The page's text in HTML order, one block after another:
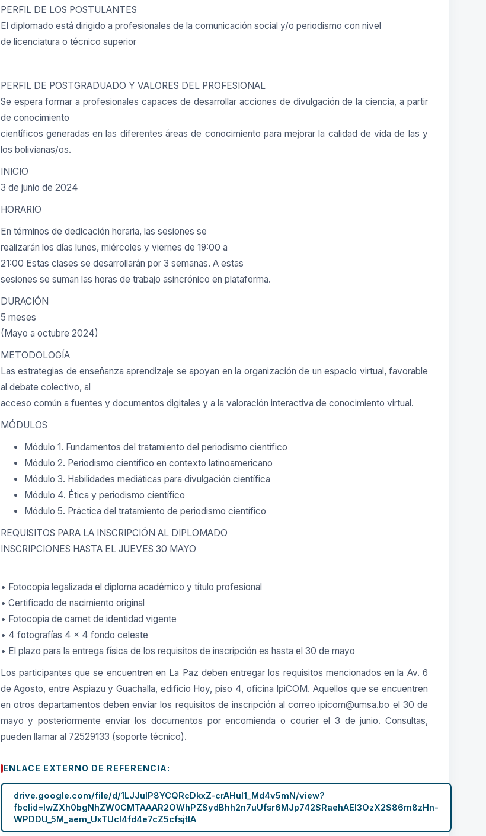
PERFIL DE LOS POSTULANTES
El diplomado está dirigido a profesionales de la comunicación social y/o periodismo con nivel
de licenciatura o técnico superior
PERFIL DE POSTGRADUADO Y VALORES DEL PROFESIONAL
Se espera formar a profesionales capaces de desarrollar acciones de divulgación de la ciencia, a partir
de conocimiento
científicos generadas en las diferentes áreas de conocimiento para mejorar la calidad de vida de las y
los bolivianas/os.
INICIO
3 de junio de 2024
HORARIO
En términos de dedicación horaria, las sesiones se
realizarán los días lunes, miércoles y viernes de 19:00 a
21:00 Estas clases se desarrollarán por 3 semanas. A estas
sesiones se suman las horas de trabajo asincrónico en plataforma.
DURACIÓN
5 meses
(Mayo a octubre 2024)
METODOLOGÍA
Las estrategias de enseñanza aprendizaje se apoyan en la organización de un espacio virtual, favorable
al debate colectivo, al
acceso común a fuentes y documentos digitales y a la valoración interactiva de conocimiento virtual.
MÓDULOS
Módulo 1. Fundamentos del tratamiento del periodismo científico
Módulo 2. Periodismo científico en contexto latinoamericano
Módulo 3. Habilidades mediáticas para divulgación científica
Módulo 4. Ética y periodismo científico
Módulo 5. Práctica del tratamiento de periodismo científico
REQUISITOS PARA LA INSCRIPCIÓN AL DIPLOMADO
INSCRIPCIONES HASTA EL JUEVES 30 MAYO
• Fotocopia legalizada el diploma académico y título profesional
• Certificado de nacimiento original
• Fotocopia de carnet de identidad vigente
• 4 fotografías 4 x 4 fondo celeste
• El plazo para la entrega física de los requisitos de inscripción es hasta el 30 de mayo
Los participantes que se encuentren en La Paz deben entregar los requisitos mencionados en la Av. 6
de Agosto, entre Aspiazu y Guachalla, edificio Hoy, piso 4, oficina IpiCOM. Aquellos que se encuentren
en otros departamentos deben enviar los requisitos de inscripción al correo ipicom@umsa.bo el 30 de
mayo y posteriormente enviar los documentos por encomienda o courier el 3 de junio. Consultas,
pueden llamar al 72529133 (soporte técnico).
ENLACE EXTERNO DE REFERENCIA:
drive.google.com/file/d/1LJJulP8YCQRcDkxZ-crAHuI1_Md4v5mN/view?
fbclid=IwZXh0bgNhZW0CMTAAAR2OWhPZSydBhh2n7uUfsr6MJp742SRaehAEI3OzX2S86m8zHn-
WPDDU_5M_aem_UxTUcl4fd4e7cZ5cfsjtIA